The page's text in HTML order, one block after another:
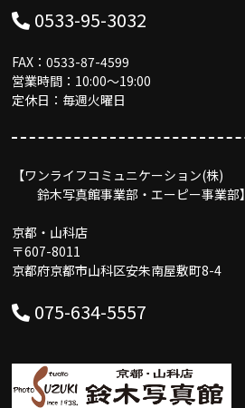
0533-95-3032
FAX：0533-87-4599
営業時間：10:00〜19:00
定休日：毎週火曜日
【ワンライフコミュニケーション(株)
鈴木写真館事業部・エーピー事業部】
京都・山科店
〒607-8011
京都府京都市山科区安朱南屋敷町8-4
075-634-5557